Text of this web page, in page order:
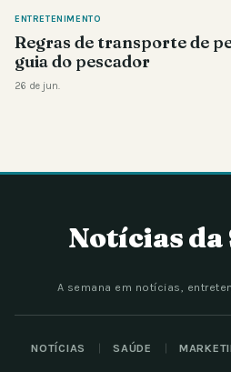
ENTRETENIMENTO
Regras de transporte de
guia do pescador
26 de jun.
Notícias da
A semana em notícias,
NOTÍCIAS SAÚDE